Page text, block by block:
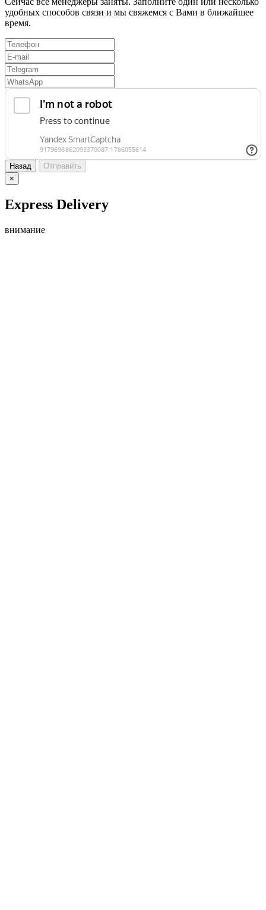
удобных способов связи и мы свяжемся с Вами в ближайшее
время.
Назад
Отправить
×
Express Delivery
внимание